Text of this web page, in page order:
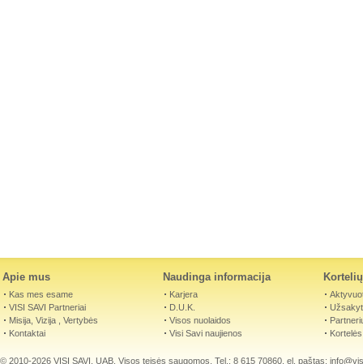
Apie mus
Kas mes esame
VISI SAVI Partneriai
Misija, Vizija , Vertybės
Kontaktai
Naudinga informacija
Karjera
D.U.K.
Visos nuolaidos
Visi Savi naujienos
© 2010-2026 VISI SAVI, UAB. Visos teisės saugomos. Tel.: 8 615 70860, el. paštas: